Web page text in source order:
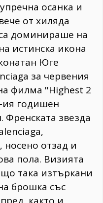
осанка и
от хиляда
доминираше на
истинска икона
Юге
за червения
филма ''Highest 2
ия годишен
звезда
отзад и
пола. Визията
така изтъркани
брошка със